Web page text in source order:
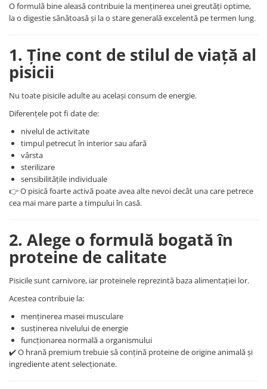
O formulă bine aleasă contribuie la menținerea unei greutăți optime,
la o digestie sănătoasă și la o stare generală excelentă pe termen lung.
1. Ține cont de stilul de viață al
pisicii
Nu toate pisicile adulte au același consum de energie.
Diferențele pot fi date de:
nivelul de activitate
timpul petrecut în interior sau afară
vârsta
sterilizare
sensibilitățile individuale
👉 O pisică foarte activă poate avea alte nevoi decât una care petrece
cea mai mare parte a timpului în casă.
2. Alege o formulă bogată în
proteine de calitate
Pisicile sunt carnivore, iar proteinele reprezintă baza alimentației lor.
Acestea contribuie la:
menținerea masei musculare
susținerea nivelului de energie
funcționarea normală a organismului
✔️ O hrană premium trebuie să conțină proteine de origine animală și
ingrediente atent selecționate.